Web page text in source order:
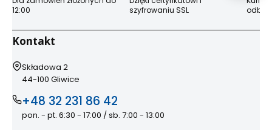
12:00
szyfrowaniu SSL
Kontakt
Adres:
Składowa 2
44-100 Gliwice
+48 32 231 86 42
pon. - pt. 6:30 - 17:00 / sb. 7:00 - 13:00